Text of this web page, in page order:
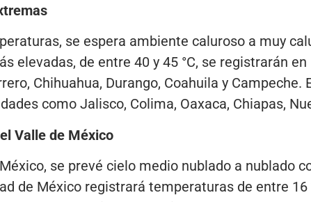
se espera ambiente caluroso a muy
elevadas, de entre 40 y 45 °C, se registrarán
Chihuahua, Durango, Coahuila y Campeche.
como Jalisco, Colima, Oaxaca, Chiapas,
Valle de México
se prevé cielo medio nublado a nublado
de México registrará temperaturas de entre 16